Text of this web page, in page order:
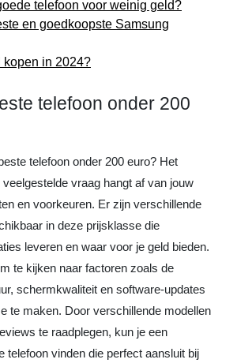
telefoon voor weinig geld?
en goedkoopste Samsung
kopen in 2024?
telefoon onder 200
telefoon onder 200 euro? Het
vraag hangt af van jouw
en voorkeuren. Er zijn verschillende
in deze prijsklasse die
leveren en waar voor je geld bieden.
te kijken naar factoren zoals de
schermkwaliteit en software-updates
te maken. Door verschillende modellen
te raadplegen, kun je een
telefoon vinden die perfect aansluit bij